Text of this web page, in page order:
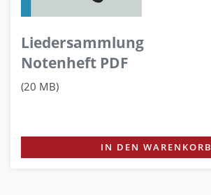
Liedersammlung
Notenheft PDF
(20 MB)
IN DEN WARENKORB